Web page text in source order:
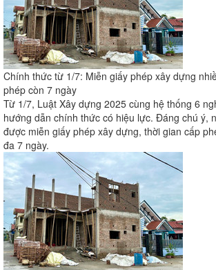
Chính thức từ 1/7: Miễn giấy phép xây dựng
phép còn 7 ngày
Từ 1/7, Luật Xây dựng 2025 cùng hệ thống 6
hướng dẫn chính thức có hiệu lực. Đáng chú ý,
được miễn giấy phép xây dựng, thời gian cấp
đa 7 ngày.